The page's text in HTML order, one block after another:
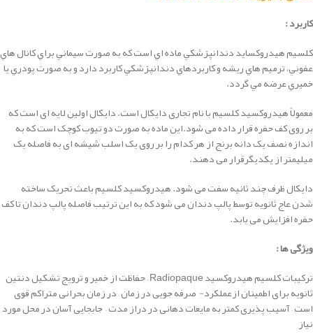
کاربرد :
كلسيم هيدروكسايد دندانپزشكي ماده اي است كه به صورت سيماني براي كانال هاي
عفوني، ترميم هاي ريشه و كاربردهاي دندانپزشكي كاربرد دارد و به صورت پودري يا
خميري عرضه مي گردد.
معمولاً هیدروکسید کلسیم با نام تجاری دایکال است. دایکال اولین لایه ای است که
بر روی کف حفره قرار داده می شود.این ماده به صورت دو تیوب کوچک است که به
اندازه نصف یک دانه برنج از هر کدام را بر روی یک اسلب شیشه ای به فاصله یک
میلیمتر از یکدیگرقرار می دهند.
دایکال ظرف چند ثانیه سفت می شود. هیدروکسید کلسیم باعث تحریک ساخته
شدن عاج ثانویه توسط پالپ دندان می شود که به این ترتیب فاصله پالپ دندان تا کف
حفره افزایش می یابد.
ویژگی ها :
ترکیبات کلسیم هیدروکسید Radiopaque –
حفاظت از خمیر و ترویج تشکیل دنتین
ثانویه برای اطمینان ازعملکرد- صرفه جویی در زمان – در زمان بحرانی متراکم قوی
است –آسیب پذیری کمتر به مایعات دهانی در دراز مدت –جابجایی آسان در محل مورد
نیاز